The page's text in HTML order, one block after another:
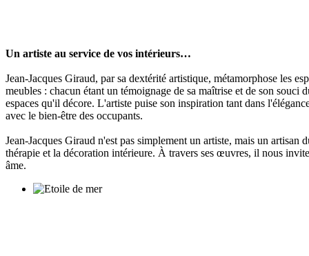
Un artiste au service de vos intérieurs…
Jean-Jacques Giraud, par sa dextérité artistique, métamorphose les
meubles : chacun étant un témoignage de sa maîtrise et de son
espaces qu'il décore. L'artiste puise son inspiration tant dans
avec le bien-être des occupants.
Jean-Jacques Giraud n'est pas simplement un artiste, mais un
thérapie et la décoration intérieure. À travers ses œuvres, il nous
âme.